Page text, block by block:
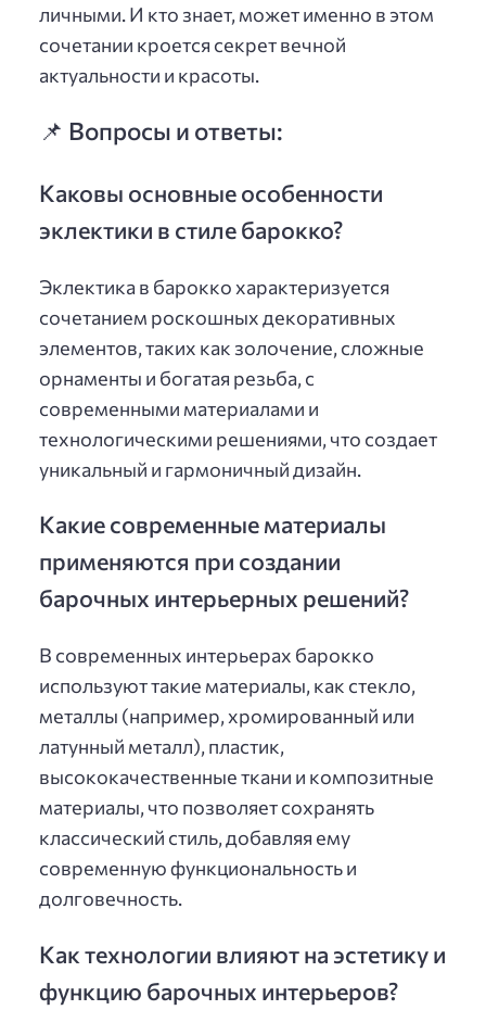
личными. И кто знает, может именно в этом
сочетании кроется секрет вечной
актуальности и красоты.
📌 Вопросы и ответы:
Каковы основные особенности
эклектики в стиле барокко?
Эклектика в барокко характеризуется
сочетанием роскошных декоративных
элементов, таких как золочение, сложные
орнаменты и богатая резьба, с
современными материалами и
технологическими решениями, что создает
уникальный и гармоничный дизайн.
Какие современные материалы
применяются при создании
барочных интерьерных решений?
В современных интерьерах барокко
используют такие материалы, как стекло,
металлы (например, хромированный или
латунный металл), пластик,
высококачественные ткани и композитные
материалы, что позволяет сохранять
классический стиль, добавляя ему
современную функциональность и
долговечность.
Как технологии влияют на эстетику и
функцию барочных интерьеров?